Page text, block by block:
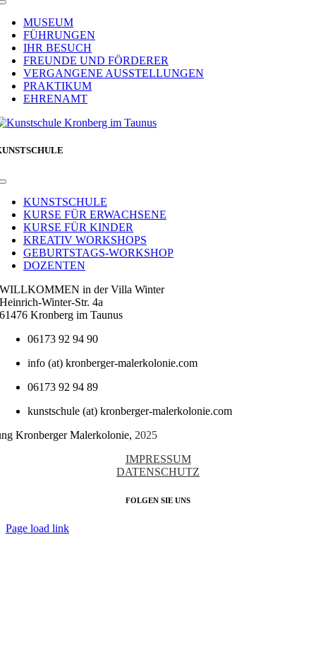
Toggle
NavigationMUSEUM
FÜHRUNGEN
IHR BESUCH
FREUNDE UND FÖRDERER
VERGANGENE AUSSTELLUNGEN
PRAKTIKUM
EHRENAMT
Toggle
NavigationKUNSTSCHULE
KURSE FÜR ERWACHSENE
KURSE FÜR KINDER
KREATIV WORKSHOPS
GEBURTSTAGS-WORKSHOP
DOZENTEN
WILLKOMMEN in der Villa Winter
Heinrich-Winter-Str. 4a
61476 Kronberg im Taunus
06173 92 94 90
info (at) kronberger-malerkolonie.com
06173 92 94 89
kunstschule (at) kronberger-malerkolonie.com
Kronberger Malerkolonie, 2025
IMPRESSUM
DATENSCHUTZ
FOLGEN SIE UNS
Page load link